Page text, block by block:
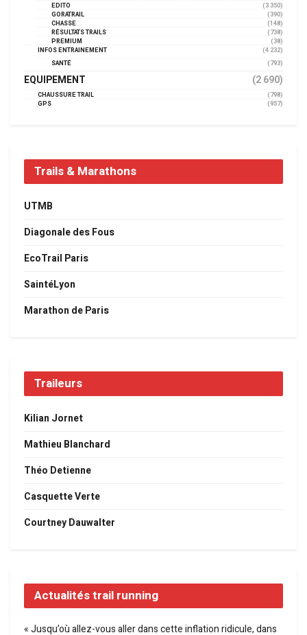
EDITO
(3 350)
GORATRAIL
(390)
CHASSE
(148)
RÉSULTATS TRAILS
(738)
PREMIUM
(38)
INFOS ENTRAINEMENT
(4 232)
SANTÉ
(793)
EQUIPEMENT (2 690)
CHAUSSURE TRAIL
(798)
GPS
(957)
Trails & Marathons
UTMB
Diagonale des Fous
EcoTrail Paris
SaintéLyon
Marathon de Paris
Traileurs
Kilian Jornet
Mathieu Blanchard
Théo Detienne
Casquette Verte
Courtney Dauwalter
Actualités trail running
« Jusqu’où allez-vous aller dans cette inflation ridicule, dans